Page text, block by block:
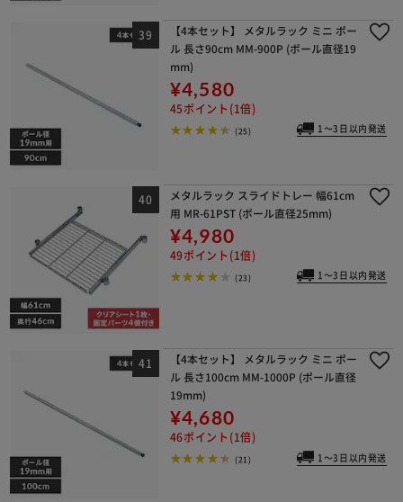
【4本セット】 メタルラック ミニ ポー
ル 長さ90cm MM-900P (ポール直径19
mm)
¥4,580
45ポイント(1倍)
(25) 1～3日以内発送
メタルラック スライドトレー 幅61cm
用 MR-61PST (ポール直径25mm)
¥4,980
49ポイント(1倍)
(23) 1～3日以内発送
【4本セット】 メタルラック ミニ ポー
ル 長さ100cm MM-1000P (ポール直径
19mm)
¥4,680
46ポイント(1倍)
(21) 1～3日以内発送